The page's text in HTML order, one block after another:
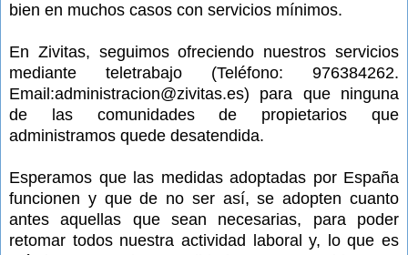
bien en muchos casos con servicios mínimos.
En Zivitas, seguimosofreciendo nuestros servicios
mediante teletrabajo (Teléfono: 976384262.
Email:administracion@zivitas.es) para que ninguna
de las comunidades de propietarios que
administramos quede desatendida.
Esperamos que las medidas adoptadas por España
funcionen y que de no ser así, se adopten cuanto
antes aquellas que sean necesarias, para poder
retomar todos nuestra actividad laboral y, lo que es